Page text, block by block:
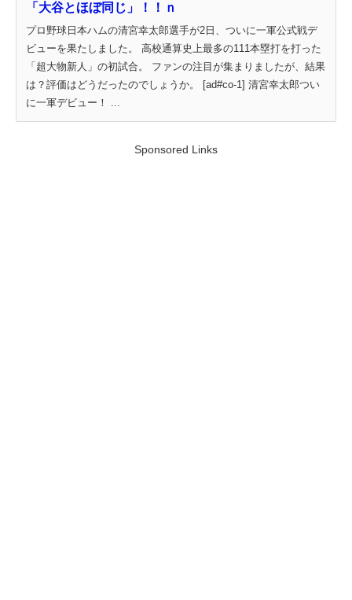
「大谷とほぼ同じ」！！ｎ
プロ野球日本ハムの清宮幸太郎選手が2日、ついに一軍公式戦デ
ビューを果たしました。 高校通算史上最多の111本塁打を打った
「超大物新人」の初試合。 ファンの注目が集まりましたが、結果
は？評価はどうだったのでしょうか。 [ad#co-1] 清宮幸太郎つい
に一軍デビュー！ ...
Sponsored Links